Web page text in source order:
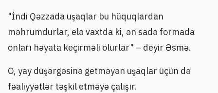
"İndi Qəzzada uşaqlar bu hüquqlardan
məhrumdurlar, elə vaxtda ki, ən sadə formada
onları həyata keçirməli olurlar" – deyir Əsmə.
O, yay düşərgəsinə getməyən uşaqlar üçün də
fəaliyyətlər təşkil etməyə çalışır.